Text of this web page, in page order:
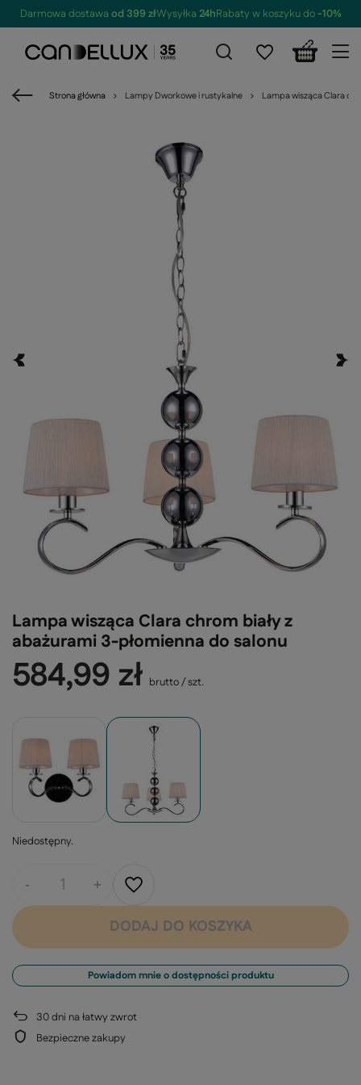
Darmowa dostawa od 399 złWysyłka 24hRabaty w koszyku do-10%
Strona główna Lampy Dworkowe i rustykalne Lampa wisząca Clara
Lampa wisząca Clara chrom biały z
abażurami 3-płomienna do salonu
Niedostępny
584,99 zł brutto/szt.
- +
DODAJ DO KOSZYKA
Powiadom mnie o dostępności produktu
30dni na łatwy zwrot
Bezpieczne zakupy